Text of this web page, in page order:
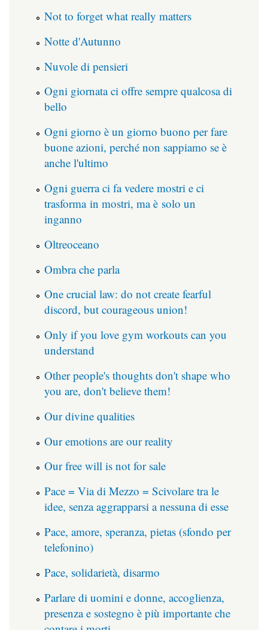
Not to forget what really matters
Notte d'Autunno
Nuvole di pensieri
Ogni giornata ci offre sempre qualcosa di
bello
Ogni giorno è un giorno buono per fare
buone azioni, perché non sappiamo se è
anche l'ultimo
Ogni guerra ci fa vedere mostri e ci
trasforma in mostri, ma è solo un
inganno
Oltreoceano
Ombra che parla
One crucial law: do not create fearful
discord, but courageous union!
Only if you love gym workouts can you
understand
Other people's thoughts don't shape who
you are, don't believe them!
Our divine qualities
Our emotions are our reality
Our free will is not for sale
Pace = Via di Mezzo = Scivolare tra le
idee, senza aggrapparsi a nessuna di esse
Pace, amore, speranza, pietas (sfondo per
telefonino)
Pace, solidarietà, disarmo
Parlare di uomini e donne, accoglienza,
presenza e sostegno è più importante che